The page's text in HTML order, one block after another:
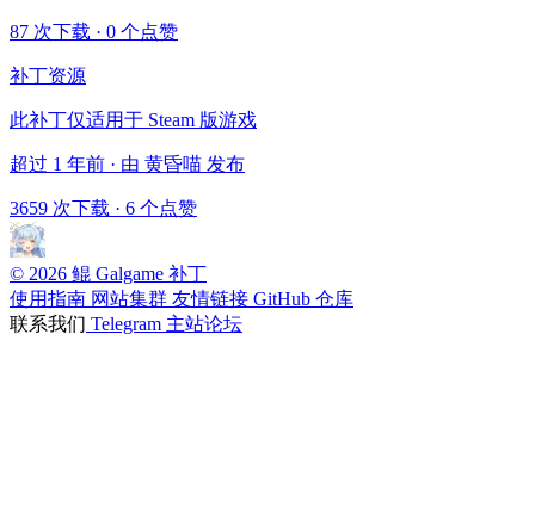
87 次下载 · 0 个点赞
补丁资源
此补丁仅适用于 Steam 版游戏
超过 1 年前 · 由 黄昏喵 发布
3659 次下载 · 6 个点赞
© 2026 鲲 Galgame 补丁
使用指南 网站集群 友情链接 GitHub 仓库
联系我们 Telegram 主站论坛